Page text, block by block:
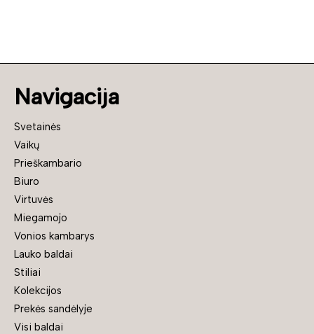
Navigacija
Svetainės
Vaikų
Prieškambario
Biuro
Virtuvės
Miegamojo
Vonios kambarys
Lauko baldai
Stiliai
Kolekcijos
Prekės sandėlyje
Visi baldai